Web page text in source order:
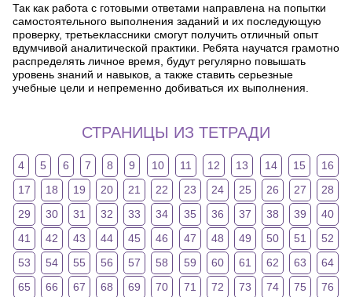
Так как работа с готовыми ответами направлена на попытки
самостоятельного выполнения заданий и их последующую
проверку, третьеклассники смогут получить отличный опыт
вдумчивой аналитической практики. Ребята научатся грамотно
распределять личное время, будут регулярно повышать
уровень знаний и навыков, а также ставить серьезные
учебные цели и непременно добиваться их выполнения.
СТРАНИЦЫ ИЗ ТЕТРАДИ
4 5 6 7 8 9 10 11 12 13 14 15
16
17
18 19 20 21 22 23 24 25 26 27
28
29
30 31 32 33 34 35 36 37 38 39
40
41
42 43 44 45 46 47 48 49 50 51
52
53
54 55 56 57 58 59 60 61 62 63
64
65
66 67 68 69 70 71 72 73 74 75
76